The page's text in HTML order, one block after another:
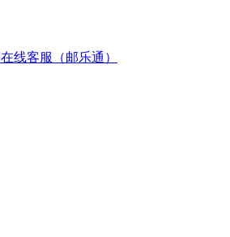
在线客服（邮乐通）